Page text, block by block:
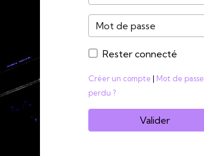
Rester connecté
Créer un compte | Mot de passe
perdu ?
Valider